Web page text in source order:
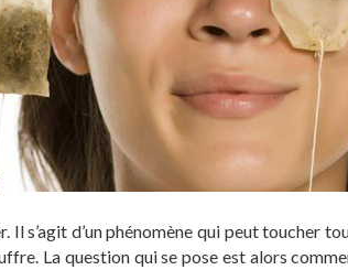
Il s’agit d’un phénomène qui peut toucher
La question qui se pose est alors